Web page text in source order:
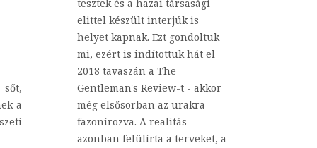
sőt,
a
tesztek és a hazai társasági
elittel készült interjúk is
helyet kapnak. Ezt gondoltuk
mi, ezért is indítottuk hát el
2018 tavaszán a The
Gentleman's Review-t - akkor
még elsősorban az urakra
fazonírozva. A realitás
azonban felülírta a terveket, a